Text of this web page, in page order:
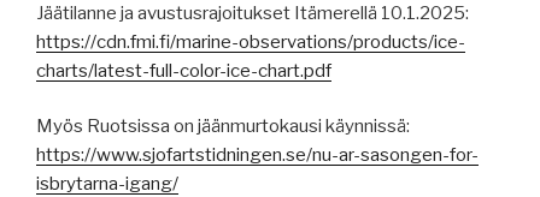
Jäätilanne ja avustusrajoitukset Itämerellä 10.1.2025:
https://cdn.fmi.fi/marine-observations/products/ice-
charts/latest-full-color-ice-chart.pdf
Myös Ruotsissa on jäänmurtokausi käynnissä:
https://www.sjofartstidningen.se/nu-ar-sasongen-for-
isbrytarna-igang/